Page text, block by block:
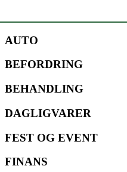
AUTO
BEFORDRING
BEHANDLING
DAGLIGVARER
FEST OG EVENT
FINANS